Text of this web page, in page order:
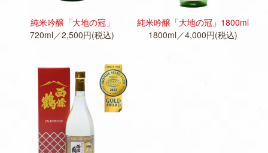
純米吟醸「大地の冠」
720ml／2,500円(税込)
純米吟醸「大地の冠」1800ml
1800ml／4,000円(税込)
MO E